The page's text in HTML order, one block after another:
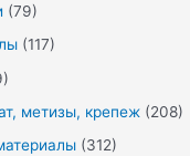
(79)
(117)
метизы, крепеж (208)
(312)